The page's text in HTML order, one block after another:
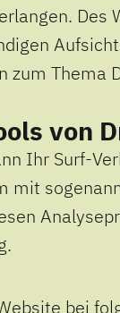
zum Thema
von
Ihr Surf-
mit
bei